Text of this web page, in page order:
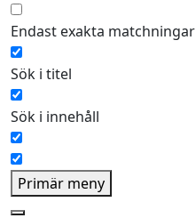
Endast exakta matchningar
Sök i titel
Sök i innehåll
Primär meny